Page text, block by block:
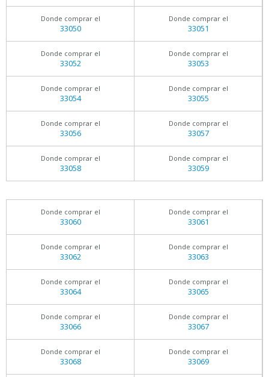
Donde comprar el
33050
Donde comprar el
33051
Donde comprar el
33052
Donde comprar el
33053
Donde comprar el
33054
Donde comprar el
33055
Donde comprar el
33056
Donde comprar el
33057
Donde comprar el
33058
Donde comprar el
33059
Donde comprar el
33060
Donde comprar el
33061
Donde comprar el
33062
Donde comprar el
33063
Donde comprar el
33064
Donde comprar el
33065
Donde comprar el
33066
Donde comprar el
33067
Donde comprar el
33068
Donde comprar el
33069